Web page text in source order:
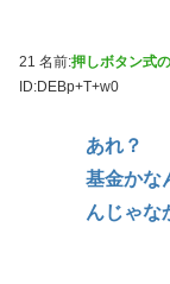
21 名前:押しボタン式
ID:DEBp+T+w0
あれ？
基金かな
んじゃな